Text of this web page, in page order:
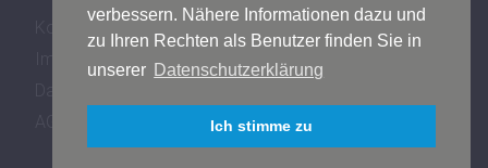
verbessern. Nähere Informationen dazu und
zu Ihren Rechten als Benutzer finden Sie in
unserer Datenschutzerklärung
Ich stimme zu